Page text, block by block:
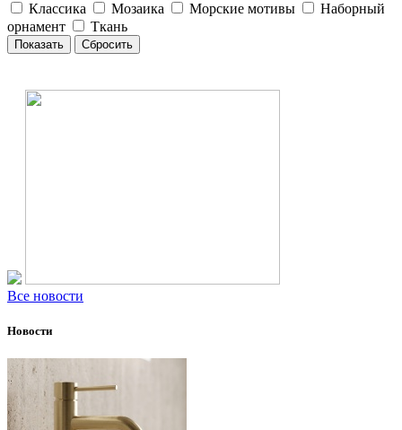
Классика
Мозаика Морские мотивы
Наборный
орнамент
Ткань
Все новости
Новости